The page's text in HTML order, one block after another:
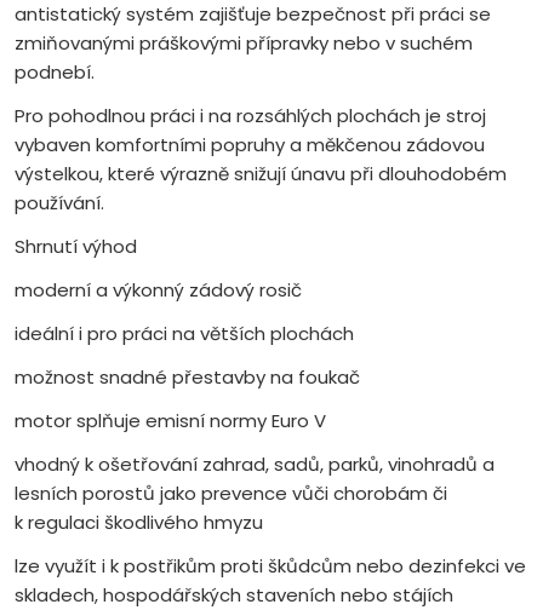
antistatický systém zajišťuje bezpečnost při práci se
zmiňovanými práškovými přípravky nebo v suchém
podnebí.
Pro pohodlnou práci i na rozsáhlých plochách je stroj
vybaven komfortními popruhy a měkčenou zádovou
výstelkou, které výrazně snižují únavu při dlouhodobém
používání.
Shrnutí výhod
moderní a výkonný zádový rosič
ideální i pro práci na větších plochách
možnost snadné přestavby na foukač
motor splňuje emisní normy Euro V
vhodný k ošetřování zahrad, sadů, parků, vinohradů a
lesních porostů jako prevence vůči chorobám či
k regulaci škodlivého hmyzu
lze využít i k postřikům proti škůdcům nebo dezinfekci ve
skladech, hospodářských staveních nebo stájích